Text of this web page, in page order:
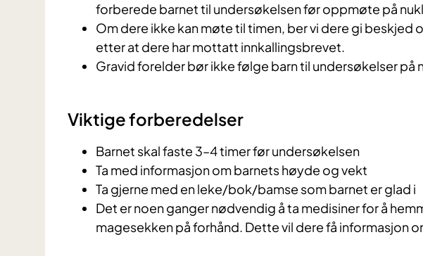
forberede barnet til undersøkelsen før oppmøte på
Om dere ikke kan møte til timen, ber vi dere gi beskjed
etter at dere har mottatt innkallingsbrevet.
Gravid forelder bør ikke følge barn til undersøkelser på
Viktige forberedelser
Barnet skal faste 3–4 timer før undersøkelsen
Ta med informasjon om barnets høyde og vekt
Ta gjerne med en leke/bok/bamse som barnet er glad i
Det er noen ganger nødvendig å ta medisiner for å
magesekken på forhånd. Dette vil dere få informasjon